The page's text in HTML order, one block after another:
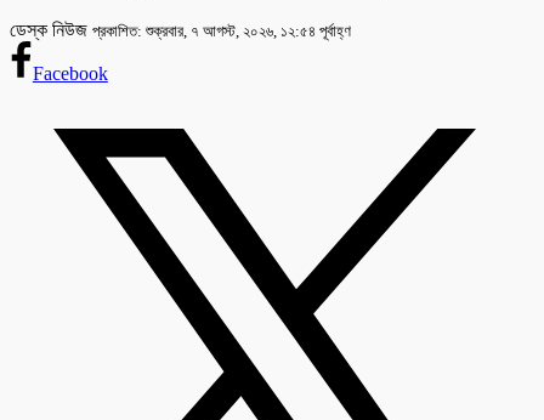
ডেস্ক নিউজ প্রকাশিত: শুক্রবার, ৭ আগস্ট, ২০২৬, ১২:৫৪ পূর্বাহ্ণ
Facebook